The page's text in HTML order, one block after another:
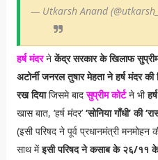
— Utkarsh Anand
हर्ष मंदरनेकेंद्र सरकार के खिलाफ
अटोर्नी जनरल तुषार मेहता ने हर्ष मंदर
रख दियाजिसमे बादसुप्रीम कोर्टने भी
खास बात, ‘हर्ष मंदर’‘सोनिया गाँधी’ की
(इसी परिषद ने पूर्व प्रधानमंत्री
साथ मेंइसी परिषद ने कसाब के २६/११